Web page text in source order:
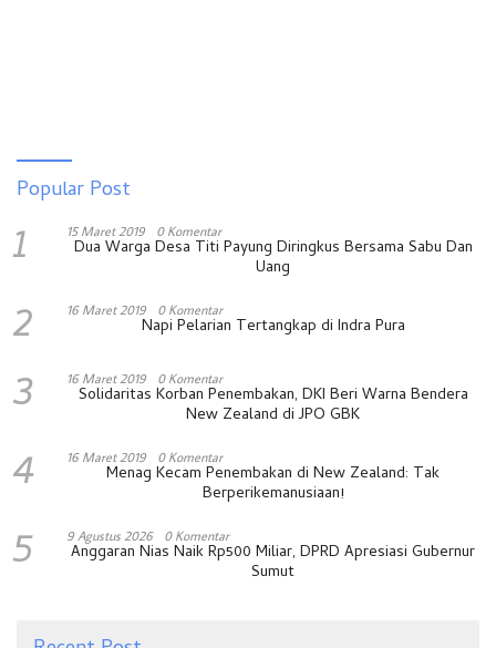
Popular Post
1 15 Maret 2019 0 Komentar
Dua Warga Desa Titi Payung Diringkus Bersama Sabu Dan
Uang
2 16 Maret 2019 0 Komentar
Napi Pelarian Tertangkap di Indra Pura
3 16 Maret 2019 0 Komentar
Solidaritas Korban Penembakan, DKI Beri Warna Bendera
New Zealand di JPO GBK
4 16 Maret 2019 0 Komentar
Menag Kecam Penembakan di New Zealand: Tak
Berperikemanusiaan!
5 9 Agustus 2026 0 Komentar
Anggaran Nias Naik Rp500 Miliar, DPRD Apresiasi Gubernur
Sumut